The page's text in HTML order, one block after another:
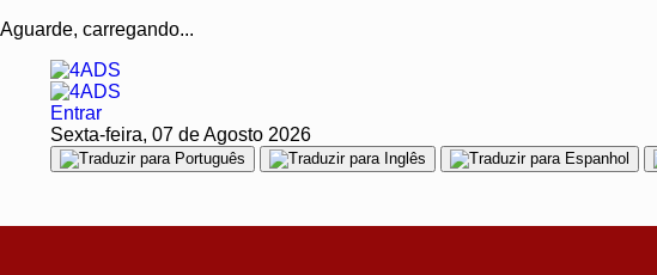
Aguarde, carregando...
Entrar
Sexta-feira, 07 de Agosto 2026